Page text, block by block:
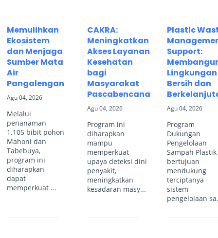
Memulihkan
Ekosistem
dan Menjaga
Sumber Mata
Air
Pangalengan
Agu 04, 2026
Melalui
penanaman
1.105 bibit pohon
Mahoni dan
Tabebuya,
program ini
diharapkan
dapat
memperkuat ...
CAKRA:
Meningkatkan
Akses Layanan
Kesehatan
bagi
Masyarakat
Pascabencana
Agu 04, 2026
Program ini
diharapkan
mampu
memperkuat
upaya deteksi dini
penyakit,
meningkatkan
kesadaran masy...
Plastic
Support:
Lingkungan
Bersih dan
Agu 04, 2026
Program
Dukungan
Pengelolaan
Sampah Plastik
bertujuan
mendukung
terciptanya
sistem
pengelolaan